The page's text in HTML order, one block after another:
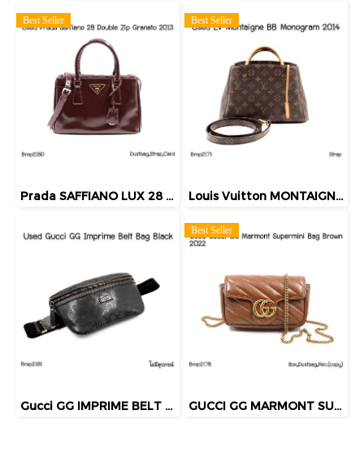
Best Seller
Prada SAFFIANO LUX 28 DOUBLE ZIP GRANATO 2013
Best Seller
Louis Vuitton MONTAIGNE BB MONOGRAM 2014
Gucci GG IMPRIME BELT BAG BLACK
Best Seller
GUCCI GG MARMONT SUPERMINI BAG BROWN 2022